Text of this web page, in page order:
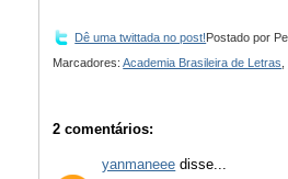
Dê uma twittada no post! Postado por
Marcadores:Academia Brasileira de Letras
2 comentários:
yanmaneee disse...